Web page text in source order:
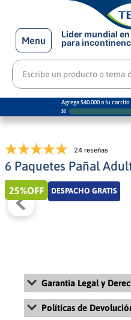
Menu
Lider mundial
para
Escribe un producto o
Agrega $40.000 a tu
$0
24 reseñas
6 Paquetes Pañal
25%OFF DESPACHO GRATIS
Garantía Legal y
Para más información sobre
retracto, revisa nuestros
Políticas de